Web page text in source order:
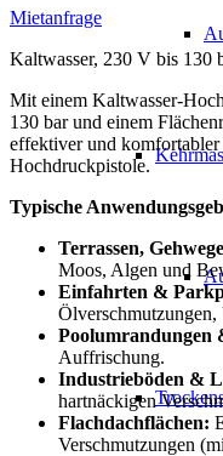
Mietanfrage
Kaltwasser, 230 V bis 130
Mit einem Kaltwasser-
130 bar und einem
effektiver und
Hochdruckpistole.
Typische
Terrassen,
Moos, Algen und
Einfahrten &
Poolumrandungen
Auffrischung.
Industrieböden &
hartnäckigen
Flachdachflächen:
Verschmutzungen